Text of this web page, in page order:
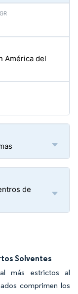
América del
de
Solventes
más estrictos al
comprimen los